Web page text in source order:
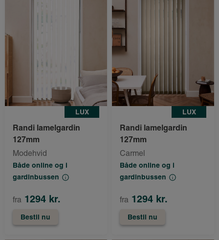
LUX
Randi lamelgardin
127mm
Modehvid
Både online og i
gardinbussen
fra 1294 kr.
Bestil nu
LUX
Randi lamelgardin
127mm
Carmel
Både online og i
gardinbussen
fra 1294 kr.
Bestil nu